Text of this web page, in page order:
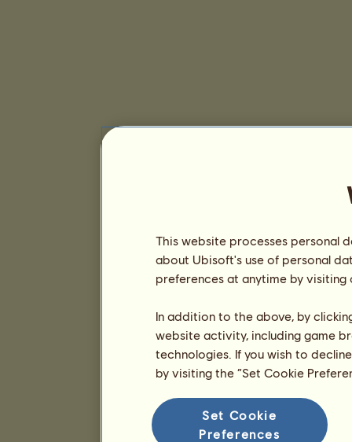
This website processes personal
about Ubisoft's use of personal
preferences at anytime by
In addition to the above, by
website activity, including game
technologies. If you wish to
by visiting the “Set Cookie
Set Cookie
Preferences